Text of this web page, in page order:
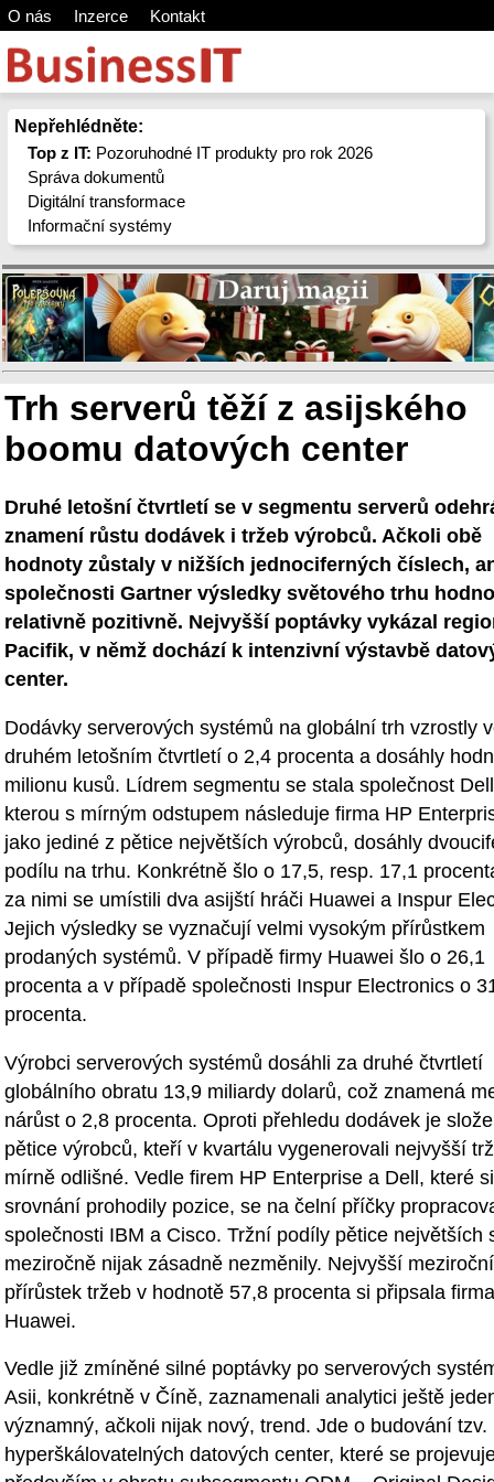
O nás Inzerce Kontakt
Nepřehlédněte:
Top z IT: Pozoruhodné IT produkty pro rok 2026
Správa dokumentů
Digitální transformace
Informační systémy
Trh serverů těží z asijského
boomu datových center
Druhé letošní čtvrtletí se v segmentu serverů
znamení růstu dodávek i tržeb výrobců. Ačkoli obě
hodnoty zůstaly v nižších jednociferných číslech,
společnosti Gartner výsledky světového trhu
relativně pozitivně. Nejvyšší poptávky vykázal
Pacifik, v němž dochází k intenzivní výstavbě
center.
Dodávky serverových systémů na globální trh vzrostly
druhém letošním čtvrtletí o 2,4 procenta a dosáhly
milionu kusů. Lídrem segmentu se stala společnost
kterou s mírným odstupem následuje firma HP
jako jediné z pětice největších výrobců, dosáhly
podílu na trhu. Konkrétně šlo o 17,5, resp. 17,1
za nimi se umístili dva asijští hráči Huawei a Inspur
Jejich výsledky se vyznačují velmi vysokým přírůstkem
prodaných systémů. V případě firmy Huawei šlo o 26,1
procenta a v případě společnosti Inspur Electronics o
procenta.
Výrobci serverových systémů dosáhli za druhé čtvrtletí
globálního obratu 13,9 miliardy dolarů, což znamená
nárůst o 2,8 procenta. Oproti přehledu dodávek je
pětice výrobců, kteří v kvartálu vygenerovali nejvyšší
mírně odlišné. Vedle firem HP Enterprise a Dell, které
srovnání prohodily pozice, se na čelní příčky
společnosti IBM a Cisco. Tržní podíly pětice největších
meziročně nijak zásadně nezměnily. Nejvyšší meziroční
přírůstek tržeb v hodnotě 57,8 procenta si připsala firma
Huawei.
Vedle již zmíněné silné poptávky po serverových
Asii, konkrétně v Číně, zaznamenali analytici ještě
významný, ačkoli nijak nový, trend. Jde o budování tzv.
hyperškálovatelných datových center, které se